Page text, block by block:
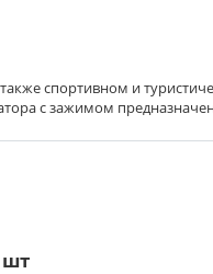
спортивном и
с зажимом
шт